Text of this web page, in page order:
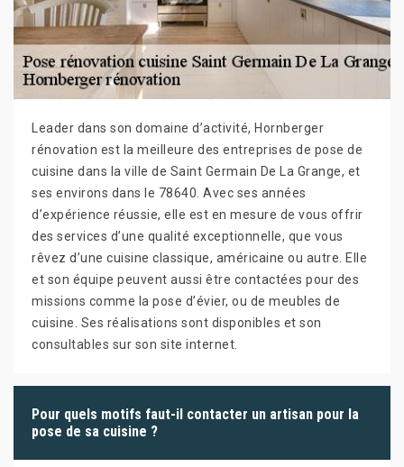
Leader dans son domaine d’activité, Hornberger
rénovation est la meilleure des entreprises de pose de
cuisine dans la ville de Saint Germain De La Grange, et
ses environs dans le 78640. Avec ses années
d’expérience réussie, elle est en mesure de vous offrir
des services d’une qualité exceptionnelle, que vous
rêvez d’une cuisine classique, américaine ou autre. Elle
et son équipe peuvent aussi être contactées pour des
missions comme la pose d’évier, ou de meubles de
cuisine. Ses réalisations sont disponibles et son
consultables sur son site internet.
Pour quels motifs faut-il contacter un artisan pour la
pose de sa cuisine ?